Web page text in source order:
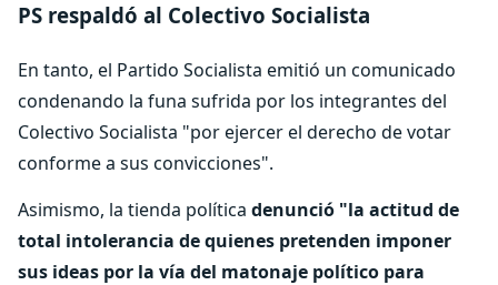
PS respaldó al Colectivo Socialista
En tanto, el Partido Socialista emitió un comunicado
condenando la funa sufrida por los integrantes del
Colectivo Socialista "por ejercer el derecho de votar
conforme a sus convicciones".
Asimismo, la tienda política denunció "la actitud de
total intolerancia de quienes pretenden imponer
sus ideas por la vía del matonaje político para